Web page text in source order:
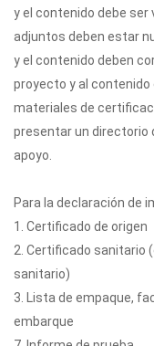
y el contenido debe ser
adjuntos deben estar
y el contenido deben
proyecto y al contenido
materiales de
presentar un directorio
apoyo.
Para la declaración de
1. Certificado de origen
2. Certificado sanitario
sanitario)
3. Lista de empaque,
embarque